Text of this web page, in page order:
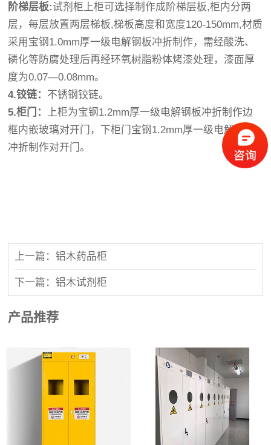
阶梯层板:试剂柜上柜可选择制作成阶梯层板,柜内分两
层，每层放置两层梯板,梯板高度和宽度120-150mm,材质
采用宝钢1.0mm厚一级电解钢板冲折制作，需经酸洗、
磷化等防腐处理后再经环氧树脂粉体烤漆处理，漆面厚
度为0.07—0.08mm。
4.铰链： 不锈钢铰链。
5.柜门： 上柜为宝钢1.2mm厚一级电解钢板冲折制作边
框内嵌玻璃对开门，下柜门宝钢1.2mm厚一级电解钢板
冲折制作对开门。
上一篇：铝木药品柜
下一篇：铝木试剂柜
产品推荐